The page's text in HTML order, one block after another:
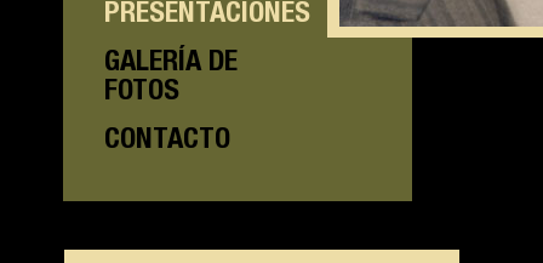
PRESENTACIONES
GALERÍA DE
FOTOS
CONTACTO